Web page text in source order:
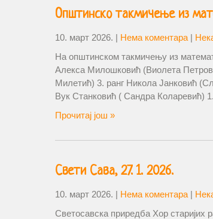
Општинско такмичење из
10. март 2026. | Нема коментара |
На општинском такмичењу из
Алекса Милошковић (Виолета
Милетић) 3. ранг Никола Јанковић
Вук Станковић ( Сандра Коларевић)
Прочитај још »
Свети Сава, 27. 1. 2026.
10. март 2026. | Нема коментара |
Светосавска приредба Хор старијих